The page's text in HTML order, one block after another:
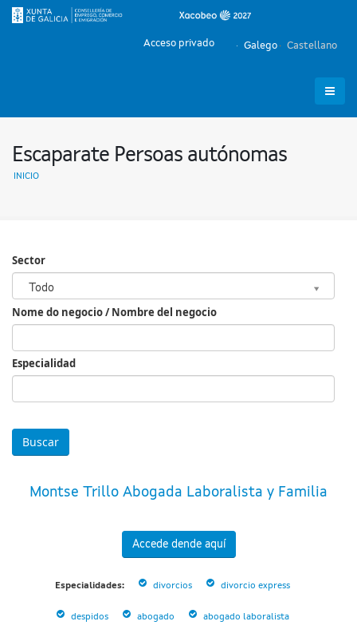
Galego Castellano
Acceso privado
Escaparate Persoas autónomas
INICIO
Sector
Todo
Sector
Nome do negocio / Nombre del negocio
Especialidad
Montse Trillo Abogada Laboralista y Familia
Accede dende aquí
Especialidades: divorcios divorcio express
despidos abogado abogado laboralista